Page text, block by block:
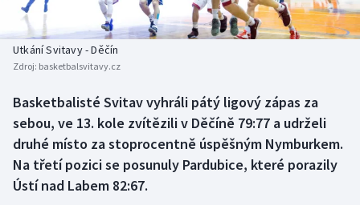
Basketbal
Biatlon
Box
Curling
Historické návraty
Aplikace ČT sport
Utkání Svitavy - Děčín
Zdroj: basketbalsvitavy.cz
Basketbalisté Svitav vyhráli pátý ligový zápas za
sebou, ve 13. kole zvítězili v Děčíně 79:77 a udrželi
druhé místo za stoprocentně úspěšným Nymburkem.
Na třetí pozici se posunuly Pardubice, které porazily
Ústí nad Labem 82:67.